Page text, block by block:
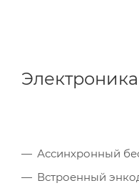
Электроника
Ассинхронный
Встроенный